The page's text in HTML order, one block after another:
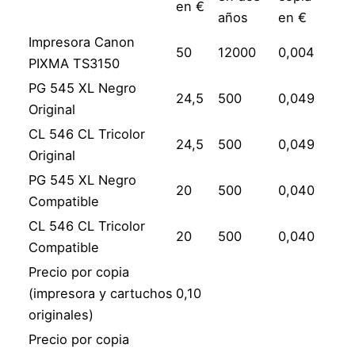
en €
años
en €
Impresora Canon
PIXMA TS3150
50 12000 0,004
PG 545 XL Negro
Original
24,5 500 0,049
CL 546 CL Tricolor
Original
24,5 500 0,049
PG 545 XL Negro
Compatible
20 500 0,040
CL 546 CL Tricolor
Compatible
20 500 0,040
Precio por copia
(impresora y cartuchos
originales)
0,10
Precio por copia